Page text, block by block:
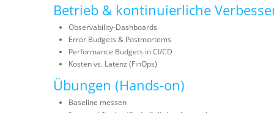
Betrieb & kontinuierliche
Observability-Dashboards
Error Budgets & Postmortems
Performance Budgets in CI/CD
Kosten vs. Latenz (FinOps)
Übungen (Hands-on)
Baseline messen